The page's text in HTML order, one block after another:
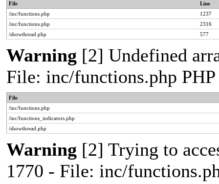
File
Line
/inc/functions.php
1237
/inc/functions.php
2316
/showthread.php
577
Warning [2] Undefined
File: inc/functions.php
File
/inc/functions.php
/inc/functions_indicators.php
/showthread.php
Warning [2] Trying to
1770 - File: inc/